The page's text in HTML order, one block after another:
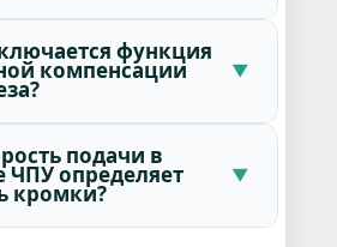
функция
компенсации
подачи в
ЧПУ определяет
кромки?